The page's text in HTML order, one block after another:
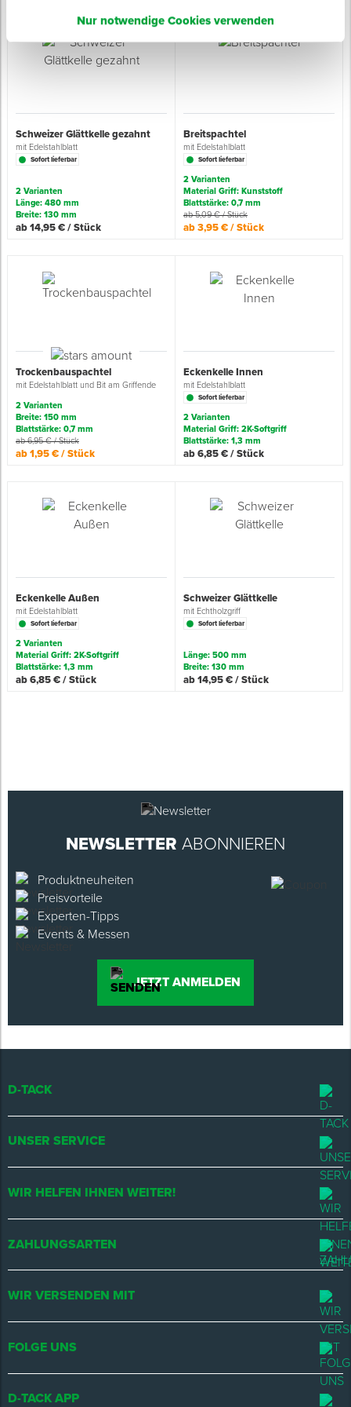
Nur notwendige Cookies verwenden
Schweizer Glättkelle gezahnt
mit Edelstahlblatt
Sofort lieferbar
2 Varianten
Länge: 480 mm
Breite: 130 mm
ab 14,95 € / Stück
Breitspachtel
mit Edelstahlblatt
Sofort lieferbar
2 Varianten
Material Griff: Kunststoff
Blattstärke: 0,7 mm
ab 5,09 € / Stück
ab 3,95 € / Stück
Trockenbauspachtel
mit Edelstahlblatt und Bit am Griffende
2 Varianten
Breite: 150 mm
Blattstärke: 0,7 mm
ab 6,95 € / Stück
ab 1,95 € / Stück
Eckenkelle Innen
mit Edelstahlblatt
Sofort lieferbar
2 Varianten
Material Griff: 2K-Softgriff
Blattstärke: 1,3 mm
ab 6,85 € / Stück
Eckenkelle Außen
mit Edelstahlblatt
Sofort lieferbar
2 Varianten
Material Griff: 2K-Softgriff
Blattstärke: 1,3 mm
ab 6,85 € / Stück
Schweizer Glättkelle
mit Echtholzgriff
Sofort lieferbar
Länge: 500 mm
Breite: 130 mm
ab 14,95 € / Stück
NEWSLETTER ABONNIEREN
Produktneuheiten
Preisvorteile
Experten-Tipps
Events & Messen
JETZT ANMELDEN
D-TACK
UNSER SERVICE
WIR HELFEN IHNEN WEITER!
ZAHLUNGSARTEN
WIR VERSENDEN MIT
FOLGE UNS
D-TACK APP